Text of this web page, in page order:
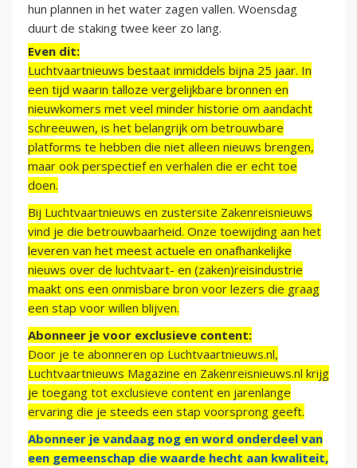
hun plannen in het water zagen vallen. Woensdag
duurt de staking twee keer zo lang.
Even dit:
Luchtvaartnieuws bestaat inmiddels bijna 25 jaar. In
een tijd waarin talloze vergelijkbare bronnen en
nieuwkomers met veel minder historie om aandacht
schreeuwen, is het belangrijk om betrouwbare
platforms te hebben die niet alleen nieuws brengen,
maar ook perspectief en verhalen die er echt toe
doen.
Bij Luchtvaartnieuws en zustersite Zakenreisnieuws
vind je die betrouwbaarheid. Onze toewijding aan het
leveren van het meest actuele en onafhankelijke
nieuws over de luchtvaart- en (zaken)reisindustrie
maakt ons een onmisbare bron voor lezers die graag
een stap voor willen blijven.
Abonneer je voor exclusieve content:
Door je te abonneren op Luchtvaartnieuws.nl,
Luchtvaartnieuws Magazine en Zakenreisnieuws.nl krijg
je toegang tot exclusieve content en jarenlange
ervaring die je steeds een stap voorsprong geeft.
Abonneer je vandaag nog en word onderdeel van
een gemeenschap die waarde hecht aan kwaliteit,